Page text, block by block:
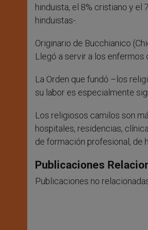
hinduista, el 8% cristiano y el
hinduistas-.
Originario de Bucchianico
Llegó a servir a los
La Orden que fundó –los
su labor es especialmente
Los religiosos camilos son
hospitales, residencias,
de formación profesional, de
Publicaciones
Publicaciones no